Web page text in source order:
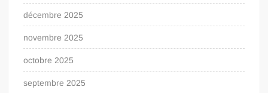
décembre 2025
novembre 2025
octobre 2025
septembre 2025